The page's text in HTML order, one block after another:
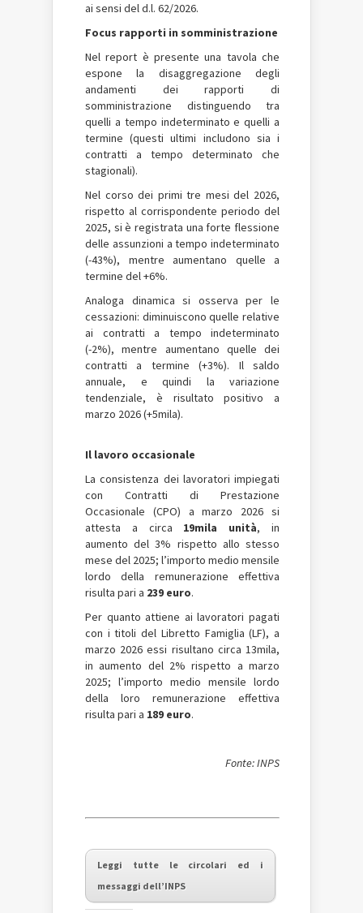
ai sensi del d.l. 62/2026.
Focus rapporti in somministrazione
Nel report è presente una tavola che
espone la disaggregazione degli
andamenti dei rapporti di
somministrazione distinguendo tra
quelli a tempo indeterminato e quelli a
termine (questi ultimi includono sia i
contratti a tempo determinato che
stagionali).
Nel corso dei primi tre mesi del 2026,
rispetto al corrispondente periodo del
2025, si è registrata una forte flessione
delle assunzioni a tempo indeterminato
(-43%), mentre aumentano quelle a
termine del +6%.
Analoga dinamica si osserva per le
cessazioni: diminuiscono quelle relative
ai contratti a tempo indeterminato
(-2%), mentre aumentano quelle dei
contratti a termine (+3%). Il saldo
annuale, e quindi la variazione
tendenziale, è risultato positivo a
marzo 2026 (+5mila).
Il lavoro occasionale
La consistenza dei lavoratori impiegati
con Contratti di Prestazione
Occasionale (CPO) a marzo 2026 si
attesta a circa 19mila unità, in
aumento del 3% rispetto allo stesso
mese del 2025; l’importo medio mensile
lordo della remunerazione effettiva
risulta pari a 239 euro.
Per quanto attiene ai lavoratori pagati
con i titoli del Libretto Famiglia (LF), a
marzo 2026 essi risultano circa 13mila,
in aumento del 2% rispetto a marzo
2025; l’importo medio mensile lordo
della loro remunerazione effettiva
risulta pari a 189 euro.
Fonte: INPS
Leggi tutte le circolari ed i
messaggi dell’INPS